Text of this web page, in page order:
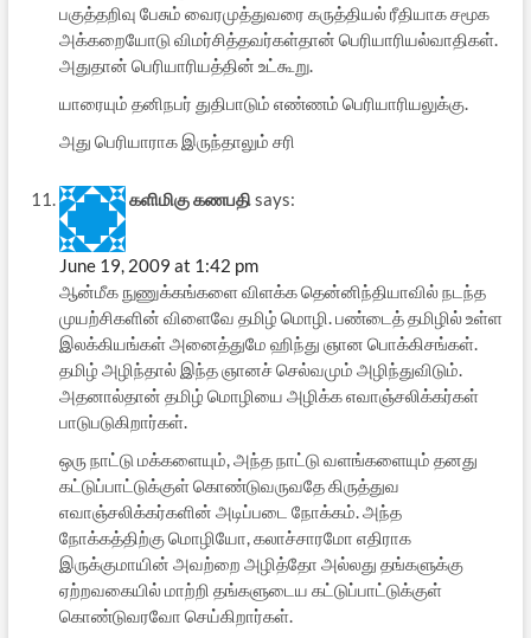
பகுத்தறிவு பேசும் வைரமுத்துவரை கருத்தியல் ரீதியாக சமூக
அக்கறையோடு விமர்சித்தவர்கள்தான் பெரியாரியல்வாதிகள்.
அதுதான் பெரியாரியத்தின் உட்கூறு.
யாரையும் தனிநபர் துதிபாடும் எண்ணம் பெரியாரியலுக்கு.
அது பெரியாராக இருந்தாலும் சரி
களிமிகு கணபதிsays:
June 19, 2009 at 1:42 pm
ஆன்மீக நுணுக்கங்களை விளக்க தென்னிந்தியாவில் நடந்த
முயற்சிகளின் விளைவே தமிழ் மொழி. பண்டைத் தமிழில் உள்ள
இலக்கியங்கள் அனைத்துமே ஹிந்து ஞான பொக்கிசங்கள்.
தமிழ் அழிந்தால் இந்த ஞானச் செல்வமும் அழிந்துவிடும்.
அதனால்தான் தமிழ் மொழியை அழிக்க எவாஞ்சலிக்கர்கள்
பாடுபடுகிறார்கள்.
ஒரு நாட்டு மக்களையும், அந்த நாட்டு வளங்களையும் தனது
கட்டுப்பாட்டுக்குள் கொண்டுவருவதே கிருத்துவ
எவாஞ்சலிக்கர்களின் அடிப்படை நோக்கம். அந்த
நோக்கத்திற்கு மொழியோ, கலாச்சாரமோ எதிராக
இருக்குமாயின் அவற்றை அழித்தோ அல்லது தங்களுக்கு
ஏற்றவகையில் மாற்றி தங்களுடைய கட்டுப்பாட்டுக்குள்
கொண்டுவரவோ செய்கிறார்கள்.